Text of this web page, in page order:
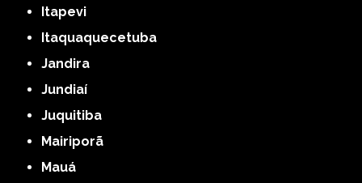
Itapevi
Itaquaquecetuba
Jandira
Jundiaí
Juquitiba
Mairiporã
Mauá